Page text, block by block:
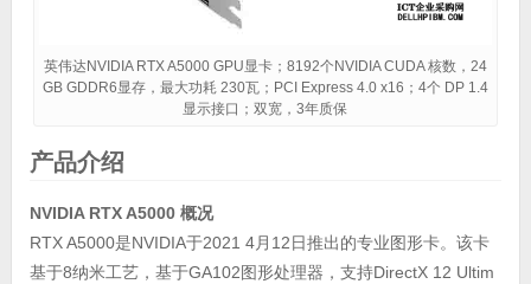
英伟达NVIDIA RTX A5000 GPU显卡；8192个NVIDIA CUDA 核数，24
GB GDDR6显存，最大功耗 230瓦；PCI Express 4.0 x16；4个 DP 1.4
显示接口；双宽，3年质保
产品介绍
NVIDIA RTX A5000 概况
RTX A5000是NVIDIA于2021 4月12日推出的专业图形卡。该卡
基于8纳米工艺，基于GA102图形处理器，支持DirectX 12 Ultim